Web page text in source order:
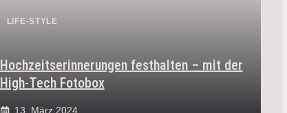
LIFE-STYLE
Hochzeitserinnerungen festhalten – mit der
High-Tech Fotobox
13. März 2024